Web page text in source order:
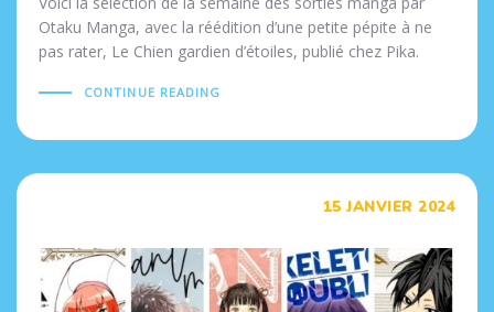
Otaku Manga, avec la réédition d’une petite pépite à ne
pas rater, Le Chien gardien d’étoiles, publié chez Pika.
CONTINUE READING
15 JANVIER 2024